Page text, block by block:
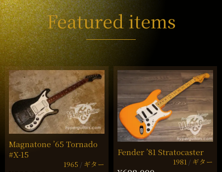
Featured items
Magnatone ’65 Tornado
#X-15
1965 ギター
Fender ’81 Stratocaster
1981 ギター